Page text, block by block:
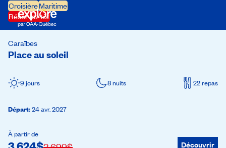
CroisièreMaritime
Réservez tôt
Place au soleil
Caraïbes
9 jours 8 nuits 22 repas
Départ:24 avr. 2027
À partir de
Découvrir